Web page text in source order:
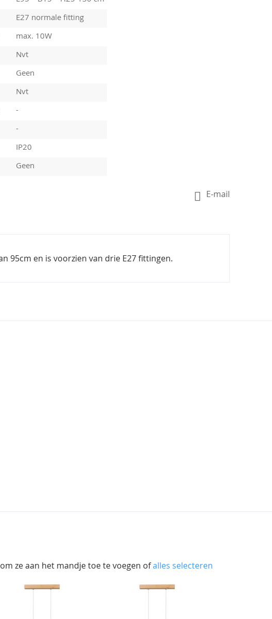
E27 normale fitting
max. 10W
Nvt
Geen
Nvt
-
-
IP20
Geen
E-mail
95cm en is voorzien van drie E27 fittingen.
ze aan het mandje toe te voegen ofalles selecteren